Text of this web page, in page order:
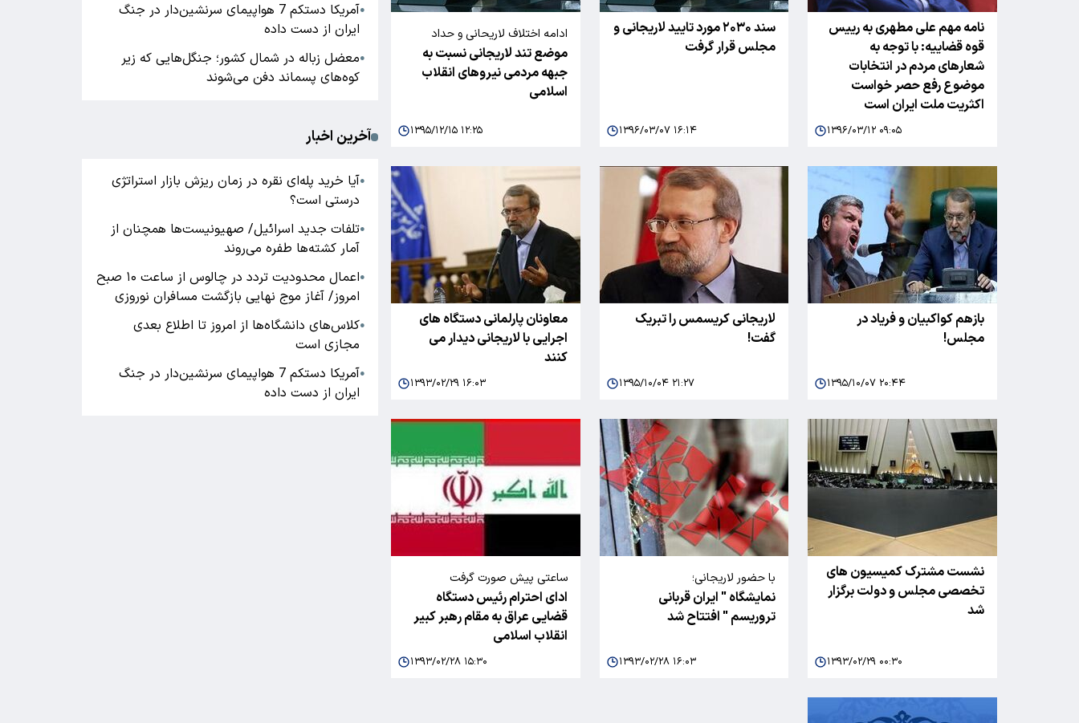
نامه مهم علی مطهری به رییس
قوه قضاییه: با توجه به
شعارهای مردم در انتخابات
موضوع رفع حصر خواست
اکثریت ملت ایران است
۱۳۹۶/۰۳/۱۲ ۰۹:۰۵
سند ۲۰۳۰ مورد تایید لاریجانی و
مجلس قرار گرفت
۱۳۹۶/۰۳/۰۷ ۱۶:۱۴
ادامه اختلاف لاریحانی و حداد
عادل
موضع تند لاریجانی نسبت به
جبهه مردمی نیروهای انقلاب
اسلامی
۱۳۹۵/۱۲/۱۵ ۱۲:۲۵
بازهم کواکبیان و فریاد در
مجلس!
۱۳۹۵/۱۰/۰۷ ۲۰:۴۴
لاریجانی کریسمس را تبریک
گفت!
۱۳۹۵/۱۰/۰۴ ۲۱:۲۷
معاونان پارلمانی دستگاه های
اجرایی با لاریجانی دیدار می
کنند
۱۳۹۳/۰۲/۲۹ ۱۶:۰۳
نشست مشترک کمیسیون های
تخصصی مجلس و دولت برگزار
شد
۱۳۹۳/۰۲/۲۹ ۰۰:۳۰
با حضور لاریجانی؛
نمایشگاه " ایران قربانی
تروریسم " افتتاح شد
۱۳۹۳/۰۲/۲۸ ۱۶:۰۳
ساعتی پیش صورت گرفت
ادای احترام رئیس دستگاه
قضایی عراق به مقام رهبر کبیر
انقلاب اسلامی
۱۳۹۳/۰۲/۲۸ ۱۵:۳۰
●
آمریکا دستکم 7 هواپیمای سرنشین‌دار در جنگ
ایران از دست داده
●معضل زباله در شمال کشور؛ جنگل‌هایی که زیر
کوه‌های پسماند دفن می‌شوند
آخرین اخبار
●آیا خرید پله‌ای نقره در زمان ریزش بازار استراتژی
درستی است؟
●تلفات جدید اسرائیل/ صهیونیست‌ها همچنان از
آمار کشته‌ها طفره می‌روند
●
اعمال محدودیت تردد در چالوس از ساعت ۱۰ صبح
امروز/ آغاز موج نهایی بازگشت مسافران نوروزی
●کلاس‌های دانشگاه‌ها از امروز تا اطلاع بعدی
مجازی است
●
آمریکا دستکم 7 هواپیمای سرنشین‌دار در جنگ
ایران از دست داده